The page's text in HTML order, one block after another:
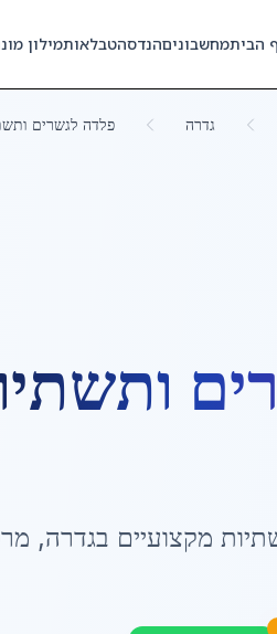
הביתמחשבוניםהנדסהטבלאותמילון
גדרה פלדה לגשרים
מקצועיים בגדרה,